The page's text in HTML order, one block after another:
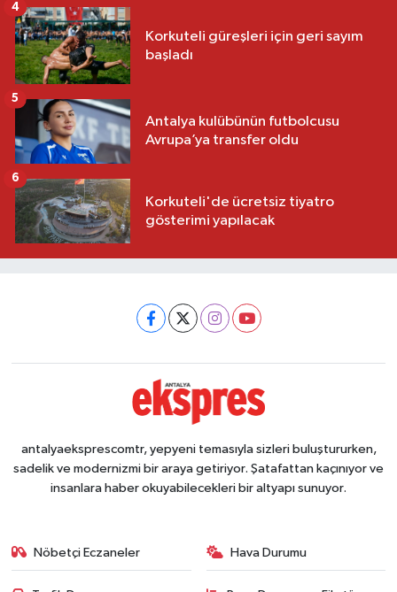
Korkuteli güreşleri için geri sayım
başladı
4
Antalya kulübünün futbolcusu
Avrupa’ya transfer oldu
5
Korkuteli'de ücretsiz tiyatro
gösterimi yapılacak
6
antalyaeksprescomtr, yepyeni temasıyla sizleri buluştururken,
sadelik ve modernizmi bir araya getiriyor. Şatafattan kaçınıyor ve
insanlara haber okuyabilecekleri bir altyapı sunuyor.
Nöbetçi Eczaneler Hava Durumu